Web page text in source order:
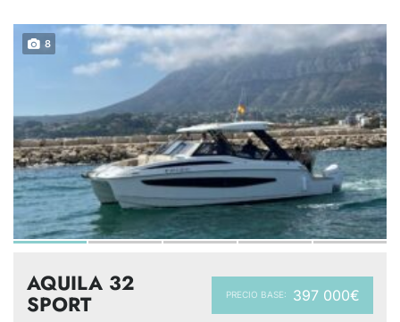
8
PRECIO BASE: 397 000€
AQUILA 32
SPORT